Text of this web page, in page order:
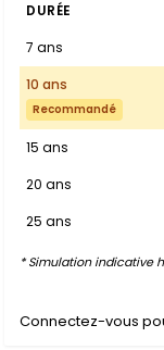
DURÉE
7 ans
10 ans
Recommandé
15 ans
20 ans
25 ans
* Simulation indicative
Connectez-vous